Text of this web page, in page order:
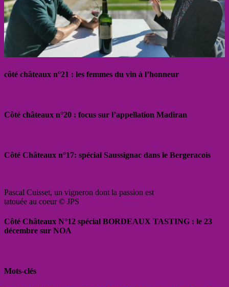
côté châteaux n°21 : les femmes du vin à l’honneur
Côté châteaux n°20 : focus sur l’appellation Madiran
Côté Châteaux n°17: spécial Saussignac dans le Bergeracois
Pascal Cuisset, un vigneron dont la passion est
tatouée au coeur © JPS
Côté Châteaux N°12 spécial BORDEAUX TASTING : le 23
décembre sur NOA
Mots-clés